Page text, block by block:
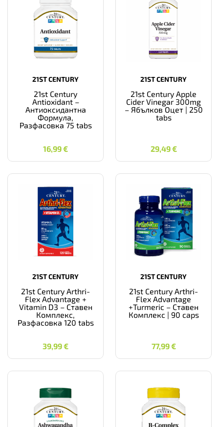
21ST CENTURY
21st Century
Antioxidant –
Антиоксидантна
Формула,
Разфасовка 75 tabs
16,99€
16,99 €
21ST CENTURY
21st Century Apple
Cider Vinegar 300mg
– Ябълков Оцет | 250
tabs
29,49€
29,49
21ST CENTURY
21st Century Arthri-
Flex Advantage +
Vitamin D3 – Ставен
Комплекс,
Разфасовка 120 tabs
39,99€
39,99
21ST CENTURY
21st Century Arthri-
Flex Advantage
+Turmeric – Ставен
Комплекс | 90 caps
77,99€
77,99 €